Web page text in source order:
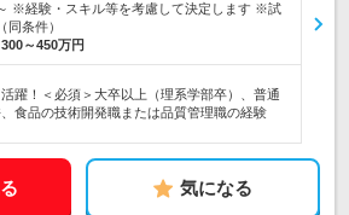
※経験・スキル等を考慮して決定します ※試
同条件）
300～450万円
躍！＜必須＞大卒以上（理系学部卒）、普通
食品の技術開発職または品質管理職の経験
気になる